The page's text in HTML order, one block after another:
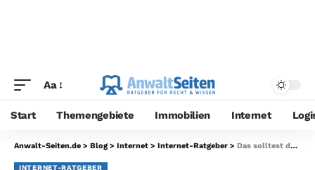
Aa
Start Themengebiete Immobilien Internet
Anwalt-Seiten.de > Blog > Internet > Internet-Ratgeber > Das solltest du vor dem Start mit Airbnb beachten
INTERNET-RATGEBER